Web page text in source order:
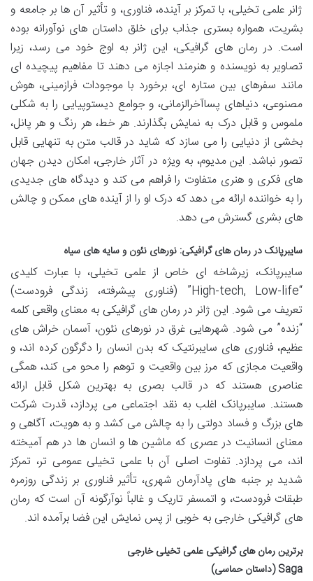
ژانر علمی تخیلی، با تمرکز بر آینده، فناوری، و تأثیر آن ها بر جامعه و
بشریت، همواره بستری جذاب برای خلق داستان های نوآورانه بوده
است. در رمان های گرافیکی، این ژانر به اوج خود می رسد، زیرا
تصاویر به نویسنده و هنرمند اجازه می دهند تا مفاهیم پیچیده ای
مانند سفرهای بین ستاره ای، برخورد با موجودات فرازمینی، هوش
مصنوعی، دنیاهای پساآخرالزمانی، و جوامع دیستوپیایی را به شکلی
ملموس و قابل درک به نمایش بگذارند. هر خط، هر رنگ و هر پانل،
بخشی از دنیایی را می سازد که شاید در قالب متن به تنهایی قابل
تصور نباشد. این مدیوم، به ویژه در آثار خارجی، امکان دیدن جهان
های فکری و هنری متفاوت را فراهم می کند و دیدگاه های جدیدی
را به خواننده ارائه می دهد که درک او را از آینده های ممکن و چالش
های بشری گسترش می دهد.
سایبرپانک در رمان های گرافیکی: نورهای نئون و سایه های سیاه
سایبرپانک، زیرشاخه ای خاص از علمی تخیلی، با عبارت کلیدی
“High-tech, Low-life” (فناوری پیشرفته، زندگی فرودست)
تعریف می شود. این ژانر در رمان های گرافیکی به معنای واقعی کلمه
“زنده” می شود. شهرهایی غرق در نورهای نئون، آسمان خراش های
عظیم، فناوری های سایبرنتیک که بدن انسان را دگرگون کرده اند، و
واقعیت مجازی که مرز بین واقعیت و توهم را محو می کند، همگی
عناصری هستند که در قالب بصری به بهترین شکل قابل ارائه
هستند. سایبرپانک اغلب به نقد اجتماعی می پردازد، قدرت شرکت
های بزرگ و فساد دولتی را به چالش می کشد و به هویت، آگاهی و
معنای انسانیت در عصری که ماشین ها و انسان ها در هم آمیخته
اند، می پردازد. تفاوت اصلی آن با علمی تخیلی عمومی تر، تمرکز
شدید بر جنبه های پادآرمان شهری، تأثیر فناوری بر زندگی روزمره
طبقات فرودست، و اتمسفر تاریک و غالباً نوآرگونه آن است که رمان
های گرافیکی خارجی به خوبی از پس نمایش این فضا برآمده اند.
برترین رمان های گرافیکی علمی تخیلی خارجی
Saga (داستان حماسی)